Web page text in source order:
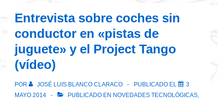
Entrevista sobre coches sin
conductor en «pistas de
juguete» y el Project Tango
(vídeo)
POR JOSÉ LUIS BLANCO CLARACO PUBLICADO EL
3
MAYO 2014
PUBLICADO EN NOVEDADES TECNOLÓGICAS,